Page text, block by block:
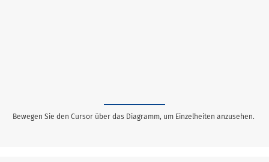
Bewegen Sie den Cursor über das Diagramm, um Einzelheiten anzusehen.